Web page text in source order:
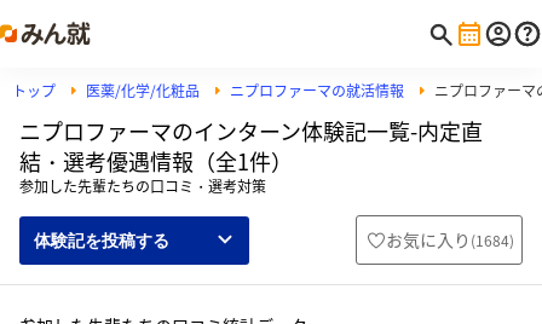
トップ 医薬/化学/化粧品 ニプロファーマの就活情報 ニプロファーマ
ニプロファーマのインターン体験記一覧-内定直
結・選考優遇情報（全1件）
参加した先輩たちの口コミ・選考対策
体験記を投稿する お気に入り (1684)